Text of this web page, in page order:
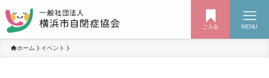
ご入会 MENU
ホーム イベント